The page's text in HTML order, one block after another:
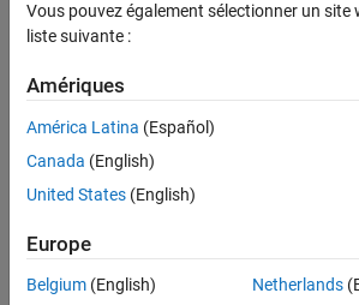
right
can
anyone
help me
here
Amith
Anoop
Vous pouvez également sélectionner un site
liste suivante :
Amériques
América Latina (Español)
Canada (English)
United States (English)
Europe
Belgium (English)
Netherlands